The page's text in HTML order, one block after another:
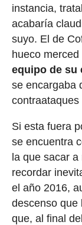
instancia,
acabaría
suyo. El de
hueco merced
equipo de su
se encargaba
Si esta fuera
se encuentra
la que sacar
recordar
el año 2016,
descenso que
que, al final